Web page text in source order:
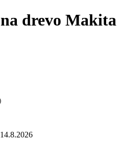
drevo Makita